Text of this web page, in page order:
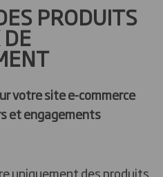
PRODUITS
votre site e-commerce
et engagements
uniquement des produits